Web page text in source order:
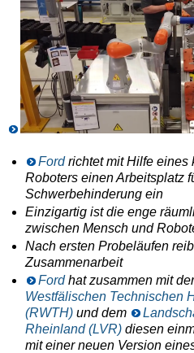
Fordrichtet mit Hilfe eines
Roboters einen Arbeitsplatz
Schwerbehinderung ein
Einzigartig ist die enge
zwischen Mensch und
Nach ersten Probeläufen
Zusammenarbeit
Fordhat zusammen mit
Westfälischen Technischen
(RWTH)und dem
Rheinland (LVR)diesen
mit einer neuen Version